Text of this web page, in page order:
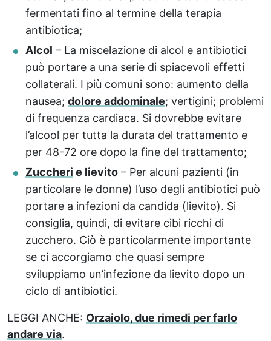
fermentati fino al termine della terapia
antibiotica;
Alcol – La miscelazione di alcol e antibiotici
può portare a una serie di spiacevoli effetti
collaterali. I più comuni sono: aumento della
nausea; dolore addominale; vertigini; problemi
di frequenza cardiaca. Si dovrebbe evitare
l’alcool per tutta la durata del trattamento e
per 48-72 ore dopo la fine del trattamento;
Zuccheri e lievito – Per alcuni pazienti (in
particolare le donne) l’uso degli antibiotici può
portare a infezioni da candida (lievito). Si
consiglia, quindi, di evitare cibi ricchi di
zucchero. Ciò è particolarmente importante
se ci accorgiamo che quasi sempre
sviluppiamo un’infezione da lievito dopo un
ciclo di antibiotici.
LEGGI ANCHE: Orzaiolo, due rimedi per farlo
andare via.